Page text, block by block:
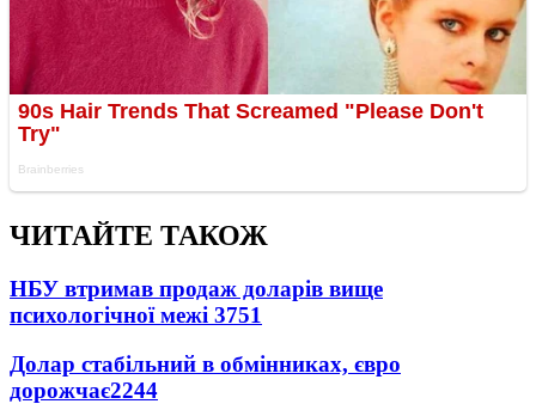
ЧИТАЙТЕ ТАКОЖ
НБУ втримав продаж доларів вище
психологічної межі 3751
Долар стабільний в обмінниках, євро
дорожчає2244